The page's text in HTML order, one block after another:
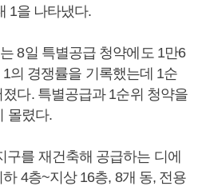
1을 나타냈다.
8일 특별공급 청약에도 1만6
의 경쟁률을 기록했는데 1순
다. 특별공급과 1순위 청약을
몰렸다.
를 재건축해 공급하는 디에
4층~지상 16층, 8개 동, 전용